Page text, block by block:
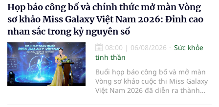
có giá trị hàng tỷ USD.
Họp báo công bố và chính thức mở màn Vòng
sơ khảo Miss Galaxy Việt Nam 2026: Đỉnh cao
nhan sắc trong kỷ nguyên số
08:00 | 06/08/2026
Sức khỏe
tinh thần
Buổi họp báo công bố và mở màn
Vòng sơ khảo cuộc thi Miss Galaxy
Việt Nam 2026 đã diễn ra thành